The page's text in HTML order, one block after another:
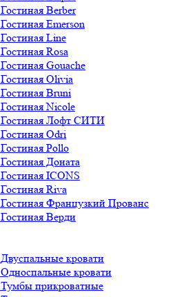
Гостиная Berber
Гостиная Emerson
Гостиная Line
Гостиная Rosa
Гостиная Gouache
Гостиная Olivia
Гостиная Bruni
Гостиная Nicole
Гостиная Лофт СИТИ
Гостиная Odri
Гостиная Pollo
Гостиная Доната
Гостиная ICONS
Гостиная Riva
Гостиная Французкий Прованс
Гостиная Верди
Двуспальные кровати
Односпальные кровати
Тумбы прикроватные